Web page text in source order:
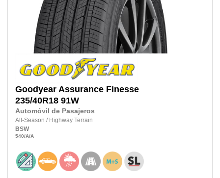
Goodyear Assurance Finesse
235/40R18 91W
Automóvil de Pasajeros
All-Season / Highway Terrain
BSW
540/A/A